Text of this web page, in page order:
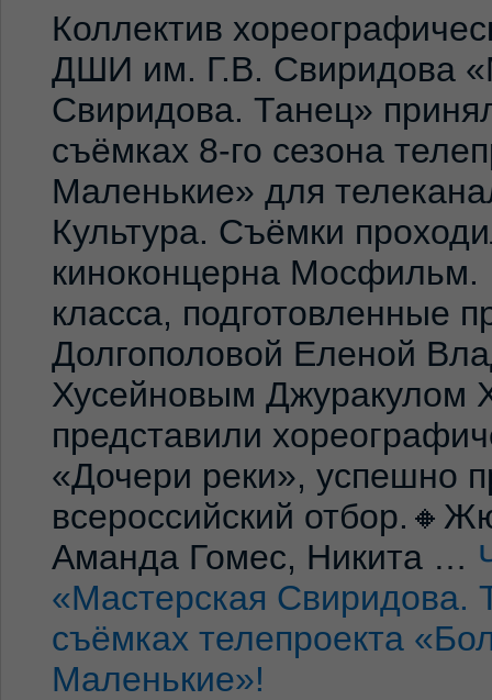
Коллектив
ДШИ им. Г.В. Свиридова
Свиридова. Танец»
съёмках 8-го сезона
Маленькие» для
Культура. Съёмки
киноконцерна Мосфильм.
класса, подготовленные
Долгополовой Еленой
Хусейновым Джуракулом
представили
«Дочери реки», успешно
всероссийский
Аманда Гомес, Никита …
«Мастерская Свиридова.
съёмках телепроекта
Маленькие»!